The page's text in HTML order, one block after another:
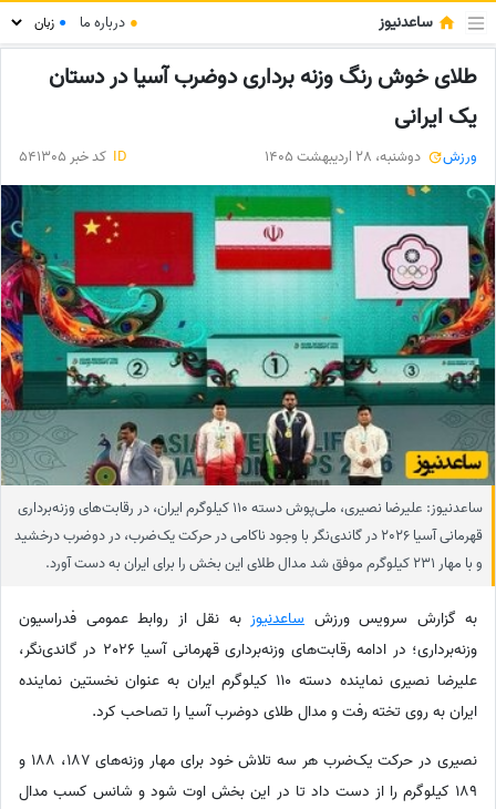
ساعدنیوز ● درباره ما ●
طلای خوش رنگ وزنه برداری دوضرب آسیا در دستان
یک ایرانی
ورزش دوشنبه، 28 اردیبهشت 1405 ID کد خبر 541305
ساعدنیوز: علیرضا نصیری، ملی‌پوش دسته 110 کیلوگرم ایران، در رقابت‌های وزنه‌برداری
قهرمانی آسیا 2026 در گاندی‌نگر با وجود ناکامی در حرکت یک‌ضرب، در دوضرب درخشید
و با مهار 231 کیلوگرم موفق شد مدال طلای این بخش را برای ایران به دست آورد.
به گزارش سرویس ورزش ساعدنیوز به نقل از روابط عمومی فدراسیون
وزنه‌برداری؛ در ادامه رقابت‌های وزنه‌برداری قهرمانی آسیا 2026 در گاندی‌نگر،
علیرضا نصیری نماینده دسته 110 کیلوگرم ایران به عنوان نخستین نماینده
ایران به روی تخته رفت و مدال طلای دوضرب آسیا را تصاحب کرد.
نصیری در حرکت یک‌ضرب هر سه تلاش خود برای مهار وزنه‌های 187، 188 و
189 کیلوگرم را از دست داد تا در این بخش اوت شود و شانس کسب مدال